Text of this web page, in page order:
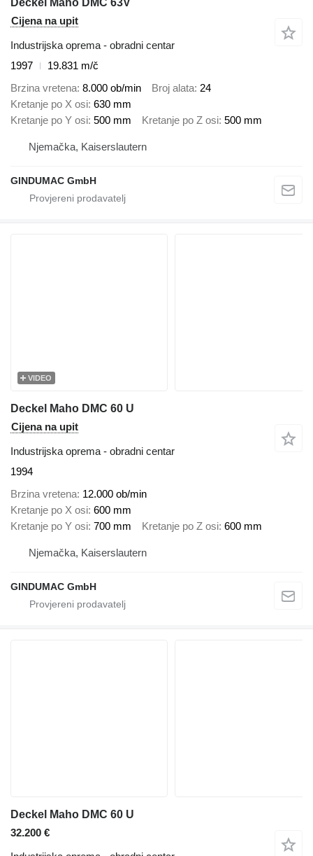
Cijena na upit
Industrijska oprema - obradni centar
1997
19.831 m/č
Brzina vretena 8.000 ob/min Broj alata 24
Kretanje po X osi 630 mm
Kretanje po Y osi 500 mm Kretanje po Z osi 500 mm
Njemačka, Kaiserslautern
GINDUMAC GmbH
VIDEO
Deckel Maho DMC 60 U
Cijena na upit
Industrijska oprema - obradni centar
1994
Brzina vretena 12.000 ob/min
Kretanje po X osi 600 mm
Kretanje po Y osi 700 mm Kretanje po Z osi 600 mm
Njemačka, Kaiserslautern
GINDUMAC GmbH
Deckel Maho DMC 60 U
32.200 €